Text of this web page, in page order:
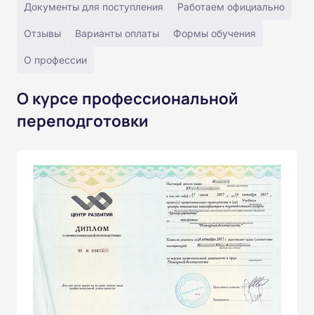
Документы для поступления Работаем официально
Отзывы Варианты оплаты Формы обучения
О профессии
О курсе профессиональной
переподготовки